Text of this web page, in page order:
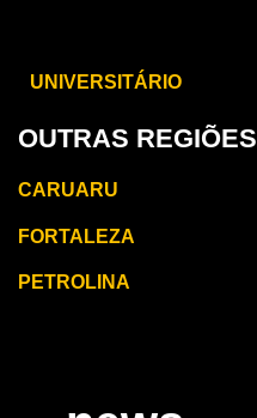
UNIVERSITÁRIO
OUTRAS REGIÕES
CARUARU
FORTALEZA
PETROLINA